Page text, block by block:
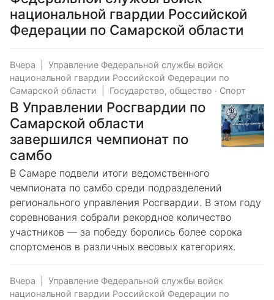
национальной гвардии Российской
Федерации по Самарской области
Вчера
Управление Федеральной службы войск
национальной гвардии Российской Федерации по
Самарской области
Государство, общество · Спорт
В Управлении Росгвардии по
Самарской области
завершился чемпионат по
самбо
В Самаре подвели итоги ведомственного
чемпионата по самбо среди подразделений
регионального управления Росгвардии. В этом году
соревнования собрали рекордное количество
участников — за победу боролись более сорока
спортсменов в различных весовых категориях.
Вчера
Управление Федеральной службы войск
национальной гвардии Российской Федерации по